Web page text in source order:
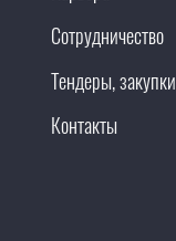
Сотрудничество
Тендеры, закупки
Контакты